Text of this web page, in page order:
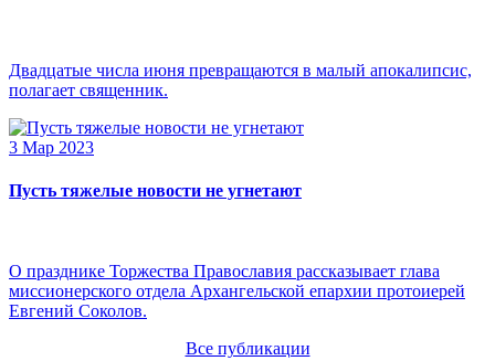
Двадцатые числа июня превращаются в малый апокалипсис,
полагает священник.
3 Мар 2023
Пусть тяжелые новости не угнетают
О празднике Торжества Православия рассказывает глава
миссионерского отдела Архангельской епархии протоиерей
Евгений Соколов.
Все публикации